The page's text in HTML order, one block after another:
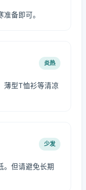
备即可。
炎热
薄型T恤衫等清凉
少发
。但请避免长期